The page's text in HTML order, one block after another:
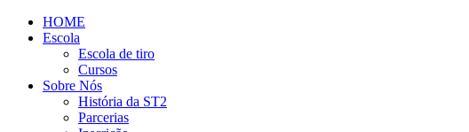
HOME
Escola
Escola de tiro
Cursos
Sobre Nós
História da ST2
Parcerias